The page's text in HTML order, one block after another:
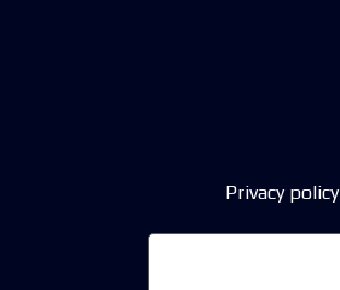
Privacy policy